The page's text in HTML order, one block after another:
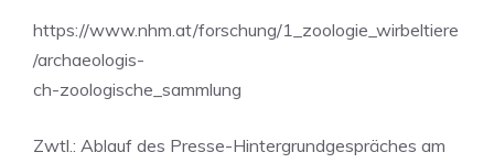
https://www.nhm.at/forschung/1_zoologie_wirbeltiere
/archaeologis-
ch-zoologische_sammlung
Zwtl.: Ablauf des Presse-Hintergrundgespräches am